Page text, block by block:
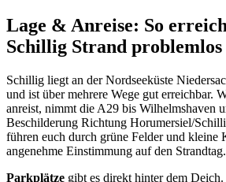
Lage & Anreise: So
Schillig Strand problemlos
Schillig liegt an der Nordseeküste
und ist über mehrere Wege gut erreichbar.
anreist, nimmt die A29 bis Wilhelmshaven
Beschilderung Richtung Horumersiel/
führen euch durch grüne Felder und kleine
angenehme Einstimmung auf den Strandtag.
Parkplätze gibt es direkt hinter dem